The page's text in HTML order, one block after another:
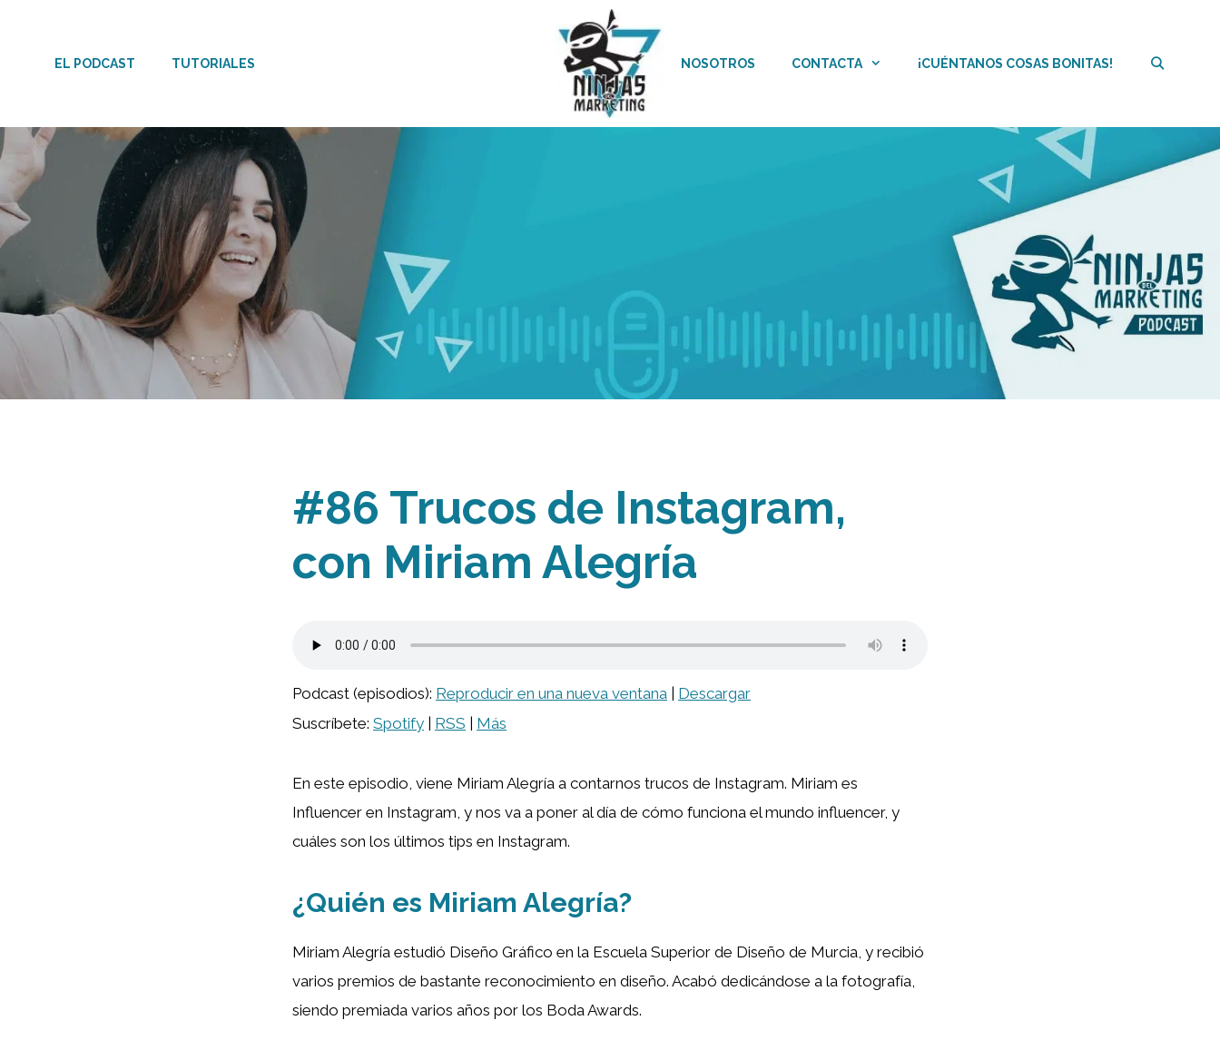
contenidoEL PODCAST TUTORIALES NOSOTROS CONTACTA ¡CUÉNTANOS COSAS BONITAS!
#86 Trucos de Instagram,
con Miriam Alegría
Podcast (episodios): Reproducir en una nueva ventana
Descargar
Suscríbete: Spotify RSS Más
En este episodio, viene Miriam Alegría a contarnos trucos de Instagram. Miriam es
Influencer en Instagram, y nos va a poner al día de cómo funciona el mundo influencer, y
cuáles son los últimos tips en Instagram.
¿Quién es Miriam Alegría?
Miriam Alegría estudió Diseño Gráfico en la Escuela Superior de Diseño de Murcia, y recibió
varios premios de bastante reconocimiento en diseño. Acabó dedicándose a la fotografía,
siendo premiada varios años por los Boda Awards.